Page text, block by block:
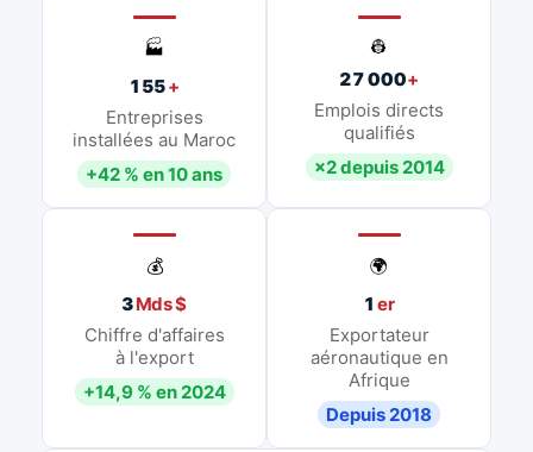
🏭
155+
Entreprises
installées au Maroc
+42 % en 10 ans
👷
27 000+
Emplois directs
qualifiés
×2 depuis 2014
💰
3Mds $
Chiffre d'affaires
à l'export
+14,9 % en 2024
🌍
1 er
Exportateur
aéronautique en
Afrique
Depuis 2018